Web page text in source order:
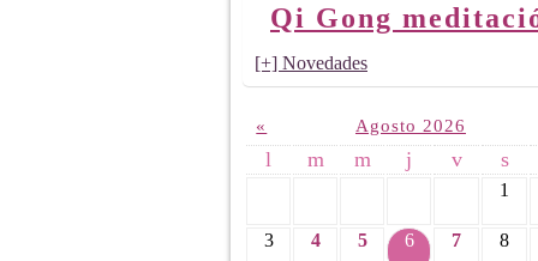
Qi Gong
[+] Novedades
« Agosto 2026
l m m j v s
1
3 4 5 6 7 8